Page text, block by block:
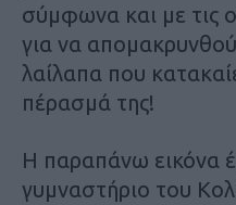
σύμφωνα και με τις
για να
λαίλαπα που
πέρασμά της!
Η παραπάνω εικόνα
γυμναστήριο του